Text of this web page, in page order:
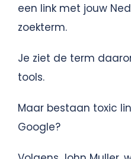
een link met jouw
zoekterm.
Je ziet de term
tools.
Maar bestaan toxic
Google?